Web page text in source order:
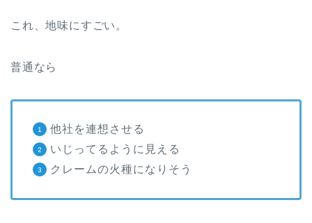
これ、地味にすごい。
普通なら
他社を連想させる
いじってるように見える
クレームの火種になりそう